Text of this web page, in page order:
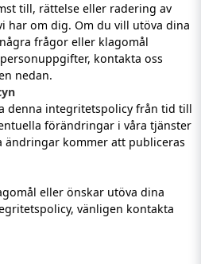
till, rättelse eller radering av
har om dig. Om du vill utöva dina
frågor eller klagomål
kontakta oss
nedan.
denna integritetspolicy från tid till
förändringar i våra tjänster
ändringar kommer att publiceras
eller önskar utöva dina
vänligen kontakta